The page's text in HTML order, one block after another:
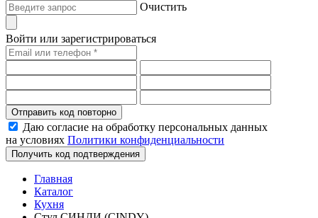
Очистить
Войти или зарегистрироваться
Отправить код повторно
Даю согласие на обработку персональных данных
на условиях Политики конфиденциальности
Получить код подтверждения
Главная
Каталог
Кухня